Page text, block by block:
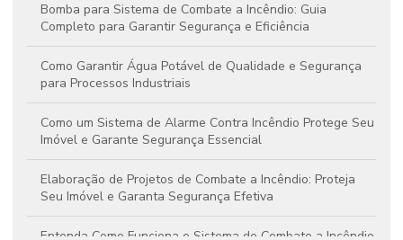
Bomba para Sistema de Combate a Incêndio: Guia
Completo para Garantir Segurança e Eficiência
Como Garantir Água Potável de Qualidade e Segurança
para Processos Industriais
Como um Sistema de Alarme Contra Incêndio Protege Seu
Imóvel e Garante Segurança Essencial
Elaboração de Projetos de Combate a Incêndio: Proteja
Seu Imóvel e Garanta Segurança Efetiva
Entenda Como Funciona o Sistema de Combate a Incêndio